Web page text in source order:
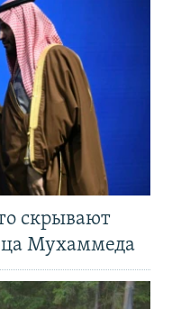
скрывают
Мухаммеда